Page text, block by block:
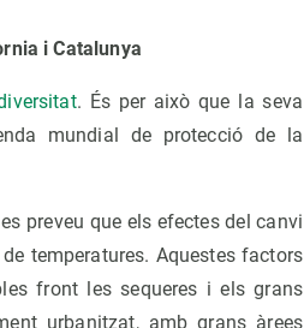
i Catalunya
. És per això que la seva
mundial de protecció de la
preveu que els efectes del canvi
temperatures. Aquestes factors
front les sequeres i els grans
urbanitzat, amb grans àrees